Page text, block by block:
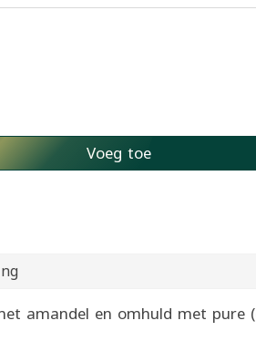
Voeg toe
amandel en omhuld met